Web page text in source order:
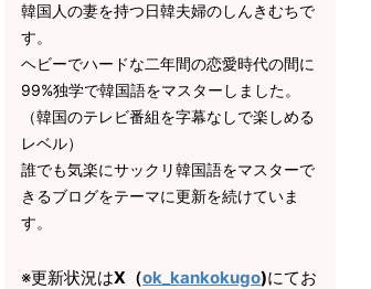
韓国人の妻を持つ日韓夫婦のしんきむちで
す。
ヘビーでハードな二年間の恋愛時代の間に
99%独学で韓国語をマスターしました。
（韓国のテレビ番組を字幕なしで楽しめる
レベル）
誰でも気楽にサックリ韓国語をマスターで
きるブログをテーマに更新を続けていま
す。
※更新状況はX（ok_kankokugo)にてお